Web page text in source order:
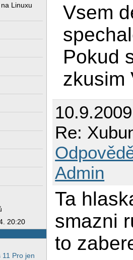
Linuxu
20:20
11 Pro jen
Vsem
Pokud
zkusim
Re:
Admin
Ta
smazni
to